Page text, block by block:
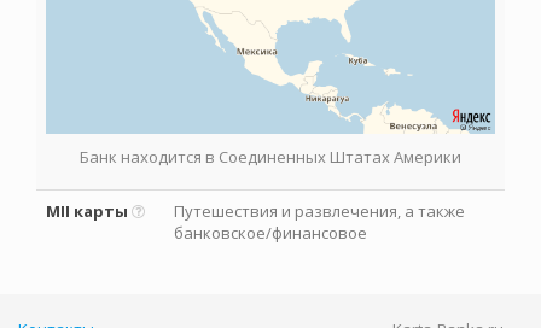
Банк находится в Соединенных Штатах Америки
MII карты
Путешествия и развлечения, а также
банковское/финансовое